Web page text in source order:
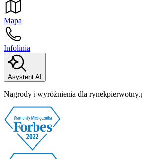
Mapa
Infolinia
Asystent AI
Nagrody i wyróżnienia dla